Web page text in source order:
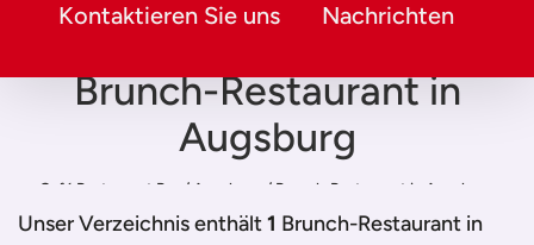
Kontaktieren Sie uns Nachrichten
Brunch-Restaurant in
Augsburg
Café Restaurant Bar / Augsburg / Brunch-Restaurant in Augsburg
Unser Verzeichnis enthält1 Brunch-Restaurant in